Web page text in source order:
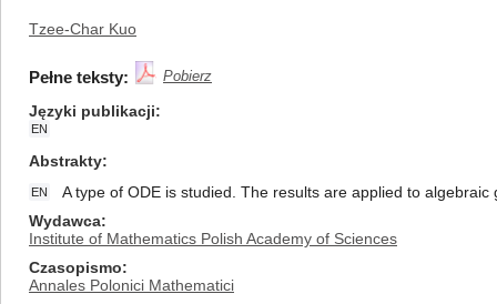
Tzee-Char Kuo
Pełne teksty: Pobierz
Języki publikacji
EN
Abstrakty
EN
A type of ODE is studied. The results are applied to
Wydawca
Institute of Mathematics Polish Academy of Sciences
Czasopismo
Annales Polonici Mathematici